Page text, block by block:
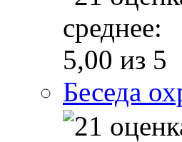
Беседа